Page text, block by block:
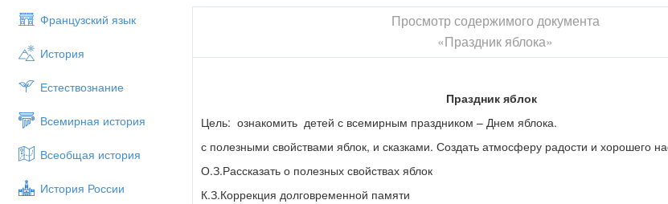
Французский язык
История
Естествознание
Всемирная история
Всеобщая история
История России
Просмотр содержимого документа
«Праздник яблока»
Праздник яблок
Цель: ознакомить детей с всемирным праздником – Днем яблока.
с полезными свойствами яблок, и сказками. Создать атмосферу радости и хорошего
О.З.Рассказать о полезных свойствах яблок
К.З.Коррекция долговременной памяти